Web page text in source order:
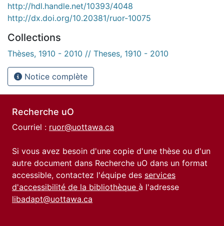
http://hdl.handle.net/10393/4048
http://dx.doi.org/10.20381/ruor-10075
Collections
Thèses, 1910 - 2010 // Theses, 1910 - 2010
Notice complète
Recherche uO
Courriel : ruor@uottawa.ca
Si vous avez besoin d'une copie d'une thèse ou d'un
autre document dans Recherche uO dans un format
accessible, contactez l'équipe des services
d'accessibilité de la bibliothèque à l'adresse
libadapt@uottawa.ca